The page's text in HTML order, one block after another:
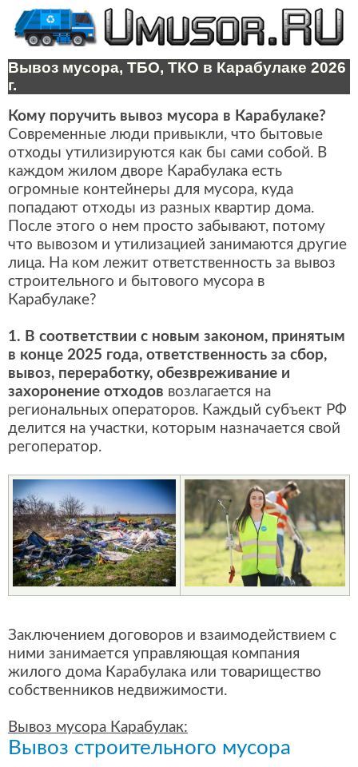
Вывоз мусора, ТБО, ТКО в Карабулаке 2026
г.
Кому поручить вывоз мусора в Карабулаке?
Современные люди привыкли, что бытовые
отходы утилизируются как бы сами собой. В
каждом жилом дворе Карабулака есть
огромные контейнеры для мусора, куда
попадают отходы из разных квартир дома.
После этого о нем просто забывают, потому
что вывозом и утилизацией занимаются другие
лица. На ком лежит ответственность за вывоз
строительного и бытового мусора в
Карабулаке?
1. В соответствии с новым законом, принятым
в конце 2025 года, ответственность за сбор,
вывоз, переработку, обезвреживание и
захоронение отходов возлагается на
региональных операторов. Каждый субъект РФ
делится на участки, которым назначается свой
регоператор.
Заключением договоров и взаимодействием с
ними занимается управляющая компания
жилого дома Карабулака или товарищество
собственников недвижимости.
Вывоз мусора Карабулак:
Вывоз строительного мусора